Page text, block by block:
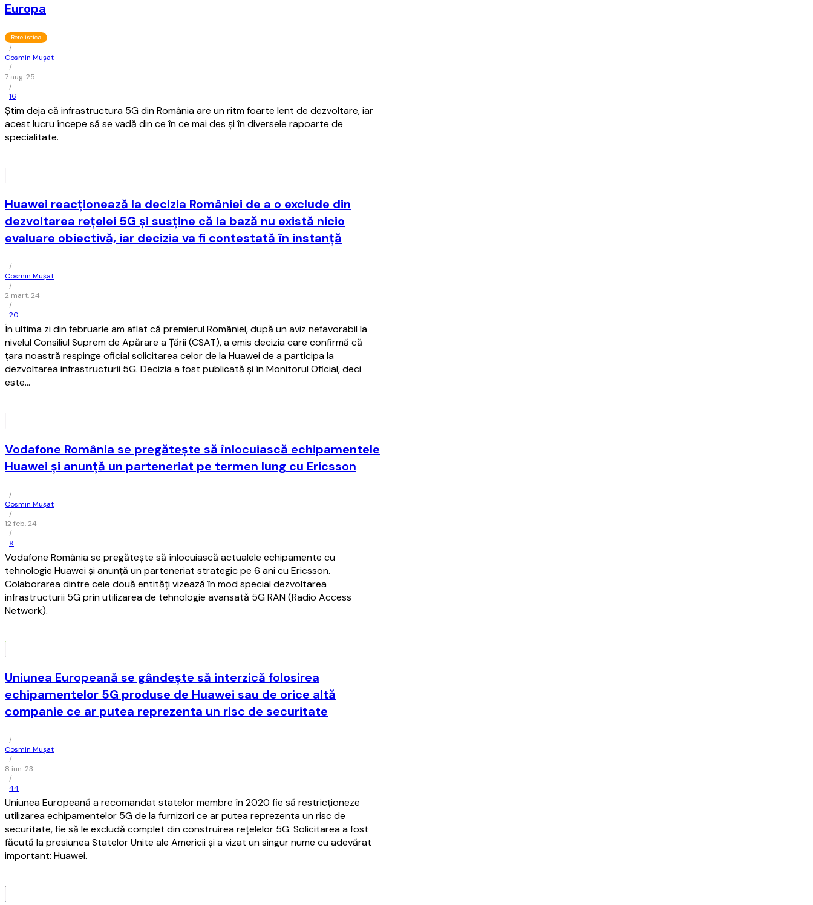
Europa
Retelistica
/
Cosmin Mușat
/
7 aug. 25
/
16
Ştim deja că infrastructura 5G din România are un ritm foarte lent de dezvoltare, iar
acest lucru începe să se vadă din ce în ce mai des şi în diversele rapoarte de
specialitate.
Huawei reacţionează la decizia României de a o exclude din
dezvoltarea reţelei 5G şi susţine că la bază nu există nicio
evaluare obiectivă, iar decizia va fi contestată în instanţă
/
Cosmin Mușat
/
2 mart. 24
/
20
În ultima zi din februarie am aflat că premierul României, după un aviz nefavorabil la
nivelul Consiliul Suprem de Apărare a Ţării (CSAT), a emis decizia care confirmă că
ţara noastră respinge oficial solicitarea celor de la Huawei de a participa la
dezvoltarea infrastructurii 5G. Decizia a fost publicată şi în Monitorul Oficial, deci
este…
Vodafone România se pregăteşte să înlocuiască echipamentele
Huawei şi anunţă un parteneriat pe termen lung cu Ericsson
/
Cosmin Mușat
/
12 feb. 24
/
9
Vodafone România se pregăteşte să înlocuiască actualele echipamente cu
tehnologie Huawei şi anunţă un parteneriat strategic pe 6 ani cu Ericsson.
Colaborarea dintre cele două entităţi vizează în mod special dezvoltarea
infrastructurii 5G prin utilizarea de tehnologie avansată 5G RAN (Radio Access
Network).
Uniunea Europeană se gândeşte să interzică folosirea
echipamentelor 5G produse de Huawei sau de orice altă
companie ce ar putea reprezenta un risc de securitate
/
Cosmin Mușat
/
8 iun. 23
/
44
Uniunea Europeană a recomandat statelor membre în 2020 fie să restricţioneze
utilizarea echipamentelor 5G de la furnizori ce ar putea reprezenta un risc de
securitate, fie să le excludă complet din construirea reţelelor 5G. Solicitarea a fost
făcută la presiunea Statelor Unite ale Americii şi a vizat un singur nume cu adevărat
important: Huawei.